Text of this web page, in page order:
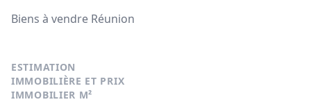
Biens à vendre Réunion
ESTIMATION
IMMOBILIÈRE ET PRIX
IMMOBILIER M²